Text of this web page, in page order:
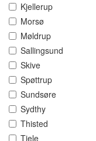
Kjellerup
Morsø
Møldrup
Sallingsund
Skive
Spøttrup
Sundsøre
Sydthy
Thisted
Tjele